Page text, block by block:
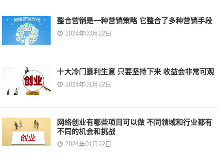
整合营销是一种营销策略 它整合了多种营销手段
2024年03月22日
十大冷门暴利生意 只要坚持下来 收益会非常可观
2024年01月22日
网络创业有哪些项目可以做 不同领域和行业都有
不同的机会和挑战
2024年01月22日